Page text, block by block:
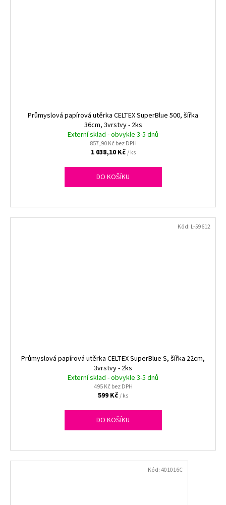
Průmyslová papírová utěrka CELTEX SuperBlue 500, šířka
36cm, 3vrstvy - 2ks
Externí sklad - obvykle 3-5 dnů
857,90 Kč bez DPH
1 038,10 Kč/ ks
DO KOŠÍKU
Průmyslová papírová utěrka CELTEX SuperBlue S, šířka 22cm,
3vrstvy - 2ks
Externí sklad - obvykle 3-5 dnů
495 Kč bez DPH
599 Kč/ ks
DO KOŠÍKU
Kód: L-59612
Kód:401016C